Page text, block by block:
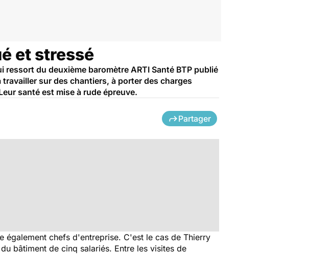
et stressé
du deuxième baromètre ARTI Santé BTP publié
sur des chantiers, à porter des charges
santé est mise à rude épreuve.
Partager
également chefs d'entreprise. C'est le cas de Thierry
bâtiment de cinq salariés. Entre les visites de